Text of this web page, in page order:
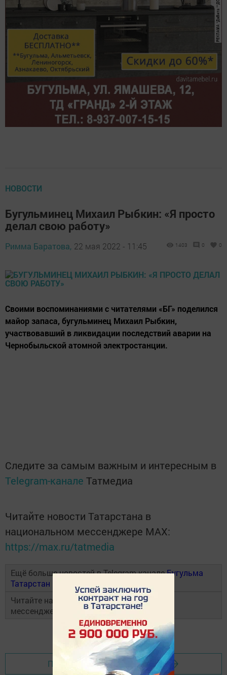
НОВОСТИ
Бугульминец Михаил Рыбкин: «Я просто
делал свою работу»
Римма Баратова, 22 мая 2022 - 11:45 1403 0 0
Своими воспоминаниями с читателями «БГ» поделился
майор запаса, бугульминец Михаил Рыбкин,
участвовавший в ликвидации последствий аварии на
Чернобыльской атомной электростанции.
Следите за самым важным и интересным в
Telegram-канале Татмедиа
Читайте новости Татарстана в
национальном мессенджере MАХ:
https://max.ru/tatmedia
Ещё больше новостей в Telegram-каналеБугульма
Татарстан
Читайте наши новости в национальном
мессенджере
и в«Дзен»
Перейти на страницу новости